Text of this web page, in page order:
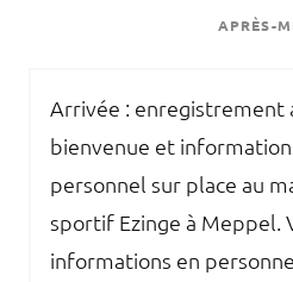
APRÈS-
Arrivée : enregistrement
bienvenue et
personnel sur place au
sportif Ezinge à Meppel.
informations en